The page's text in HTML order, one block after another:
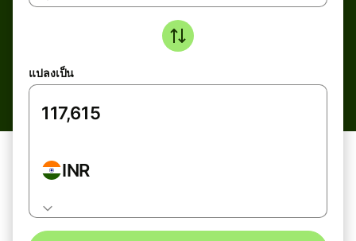
แปลงเป็น
INR